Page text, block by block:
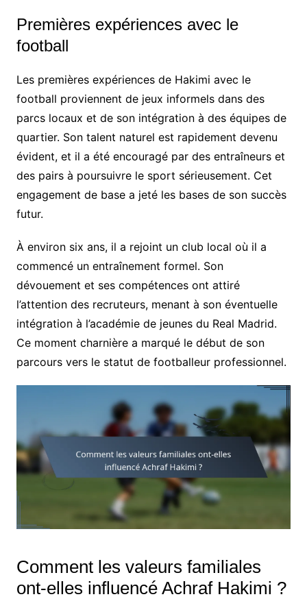
Premières expériences avec le
football
Les premières expériences de Hakimi avec le
football proviennent de jeux informels dans des
parcs locaux et de son intégration à des équipes de
quartier. Son talent naturel est rapidement devenu
évident, et il a été encouragé par des entraîneurs et
des pairs à poursuivre le sport sérieusement. Cet
engagement de base a jeté les bases de son succès
futur.
À environ six ans, il a rejoint un club local où il a
commencé un entraînement formel. Son
dévouement et ses compétences ont attiré
l’attention des recruteurs, menant à son éventuelle
intégration à l’académie de jeunes du Real Madrid.
Ce moment charnière a marqué le début de son
parcours vers le statut de footballeur professionnel.
Comment les valeurs familiales
ont-elles influencé Achraf Hakimi ?